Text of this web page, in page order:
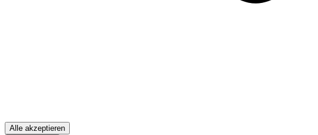
Alle akzeptieren